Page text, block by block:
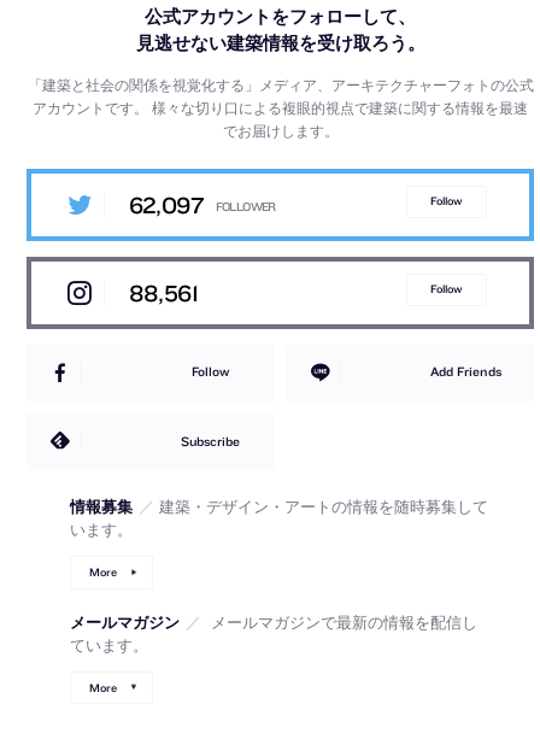
公式アカウントをフォローして、
見逃せない建築情報を受け取ろう。
「建築と社会の関係を視覚化する」メディア、アーキテクチャーフォトの公式
アカウントです。様々な切り口による複眼的視点で建築に関する情報を最速
でお届けします。
62,097 Follow
88,561 Follow
Follow Add Friends
Subscribe
情報募集 ／ 建築・デザイン・アートの情報を随時募集して
います。
More
メールマガジン ／
メールマガジンで最新の情報を配信し
ています。
More